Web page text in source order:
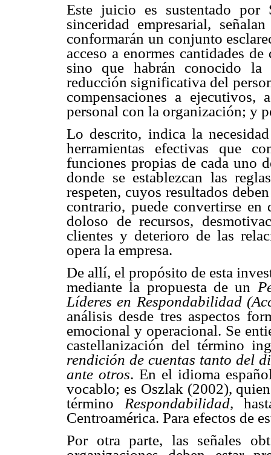
Este juicio es sustentado
sinceridad empresarial,
conformarán un conjunto
acceso a enormes cantidades
sino que habrán conocido la
reducción significativa del
compensaciones a ejecutivos,
personal con la organización; y
Lo descrito, indica la
herramientas efectivas que
funciones propias de cada uno
donde se establezcan las
respeten, cuyos resultados
contrario, puede convertirse
doloso de recursos,
clientes y deterioro de las
opera la empresa.
De allí, el propósito de esta
mediante la propuesta de un
Líderes en Respondabilidad
análisis desde tres aspectos
emocional y operacional. Se
castellanización del término
rendición de cuentas tanto del
ante otros. En el idioma
vocablo; es Oszlak (2002),
término Respondabilidad,
Centroamérica. Para efectos de
Por otra parte, las señales